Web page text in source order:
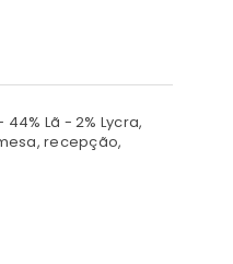
Lã - 2% Lycra,
recepção,